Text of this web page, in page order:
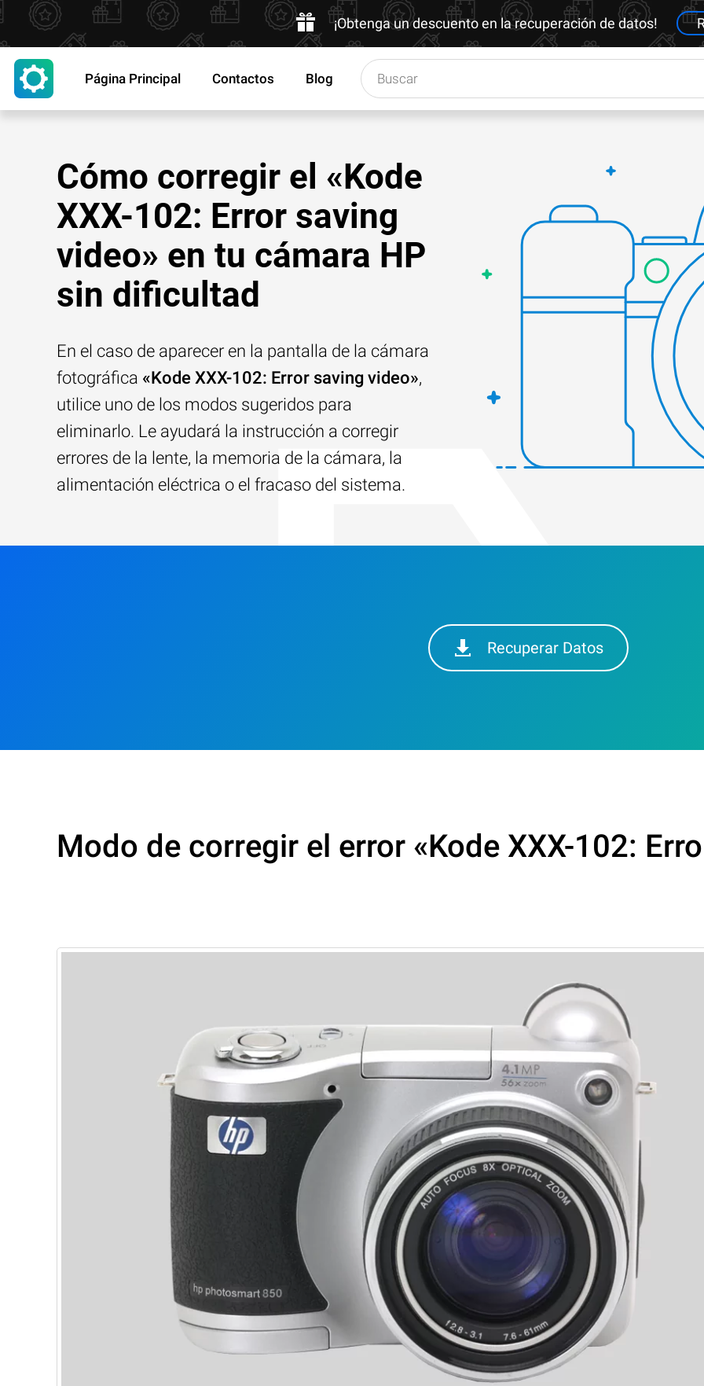
¡Obtenga un descuento en la recuperación de datos!
Página Principal Contactos Blog
Cómo corregir el «Kode
XXX-102: Error saving
video» en tu cámara HP
sin dificultad
En el caso de aparecer en la pantalla de la cámara
fotográfica «Kode XXX-102: Error saving video»,
utilice uno de los modos sugeridos para
eliminarlo. Le ayudará la instrucción a corregir
errores de la lente, la memoria de la cámara, la
alimentación eléctrica o el fracaso del sistema.
Recuperar Datos
Modo de corregir el error «Kode XXX-102: